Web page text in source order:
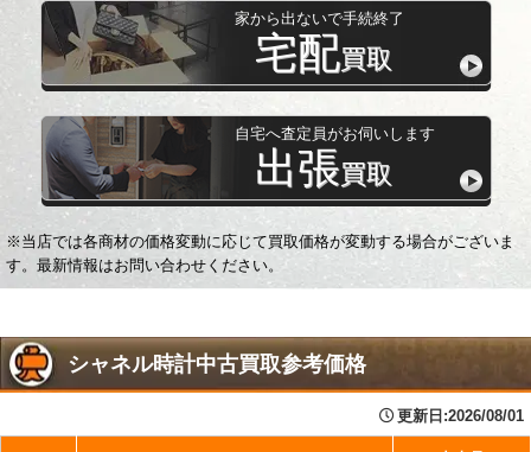
家から出ないで手続終了
宅配買取
自宅へ査定員がお伺いします
出張買取
※当店では各商材の価格変動に応じて買取価格が変動する場合がございま
す。最新情報はお問い合わせください。
シャネル時計中古買取参考価格
更新日:2026/08/01